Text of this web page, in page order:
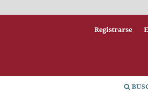
Registrarse